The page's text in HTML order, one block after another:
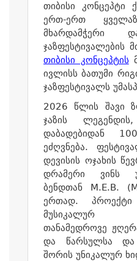
თიბისი კონცეპტი
ერთ-ერთ
მხარდამჭერი
ჯაზფესტივალების
თიბისი კონცეპტის
ივლისს ბათუმი
ჯაზფესტივალს
2026 წლის შავი
ჯაზის
დაბადებიდან
ეძღვნება.
დევისის ოჯახის
დრამერი ვინს
ბენდთან M.E.B.
ერთად.
მუსიკალურ
თანამედროვე
და წარსულსა და
შორის უნიკალურ